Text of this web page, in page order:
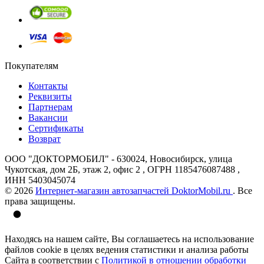
Покупателям
Контакты
Реквизиты
Партнерам
Вакансии
Сертификаты
Возврат
ООО "ДОКТОРМОБИЛ" - 630024, Новосибирск, улица
Чукотская, дом 2Б, этаж 2, офис 2 , ОГРН 1185476087488 ,
ИНН 5403045074
© 2026 Интернет-магазин автозапчастей DoktorMobil.ru . Все
права защищены.
Находясь на нашем сайте, Вы соглашаетесь на использование
файлов cookie в целях ведения статистики и анализа работы
Сайта в соответствии с Политикой в отношении обработки